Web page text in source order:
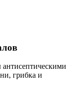
антисептическими
грибка и